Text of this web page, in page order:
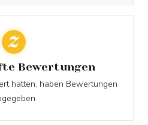
Bewertungen
hatten, haben Bewertungen